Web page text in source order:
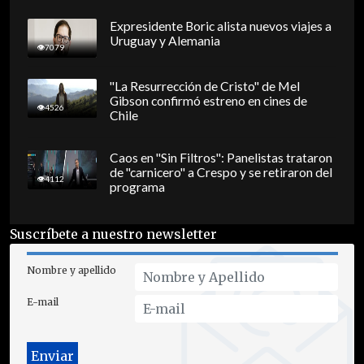
7079
Expresidente Boric alista nuevos viajes a
Uruguay y Alemania
4526
"La Resurrección de Cristo" de Mel
Gibson confirmó estreno en cines de
Chile
4112
Caos en "Sin Filtros": Panelistas trataron
de "carnicero" a Crespo y se retiraron del
programa
Suscríbete a nuestro newsletter
Nombre y apellido
E-mail